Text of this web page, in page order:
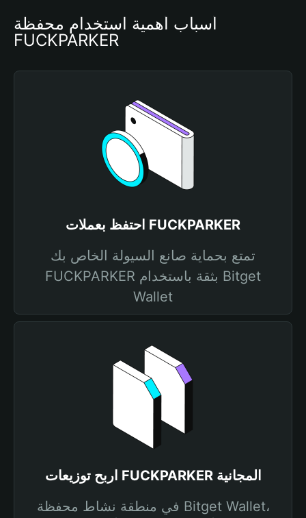
أسباب أهمية استخدام محفظة
FUCKPARKER
احتفظ بعملات FUCKPARKER
تمتع بحماية صانع السيولة الخاص بك
FUCKPARKER بثقة باستخدام Bitget
Wallet
اربح توزيعات FUCKPARKER المجانية
في منطقة نشاط محفظة Bitget Wallet،